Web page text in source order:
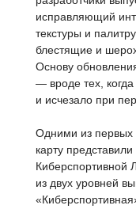
исправляющий
текстуры и
блестящие и
Основу
— вроде тех,
и исчезало при
Одними из первых
карту
Киберспортивной
из двух уровней